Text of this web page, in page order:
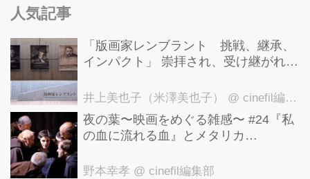
2010年に58歳で亡くなった蒲先生のこ
と...
人気記事
「版画家レンブラント 挑戦、継承、
インパクト」 崇拝され、受け継がれ、
洋美術館にて9月23日まで開催中！
井上美也子（米澤美也子） @ cinefil編集部
夜の葉〜映画をめぐる雑感〜 #24『私
の血に流れる血』とメタリカ
野本幸孝 @ cinefil編集部